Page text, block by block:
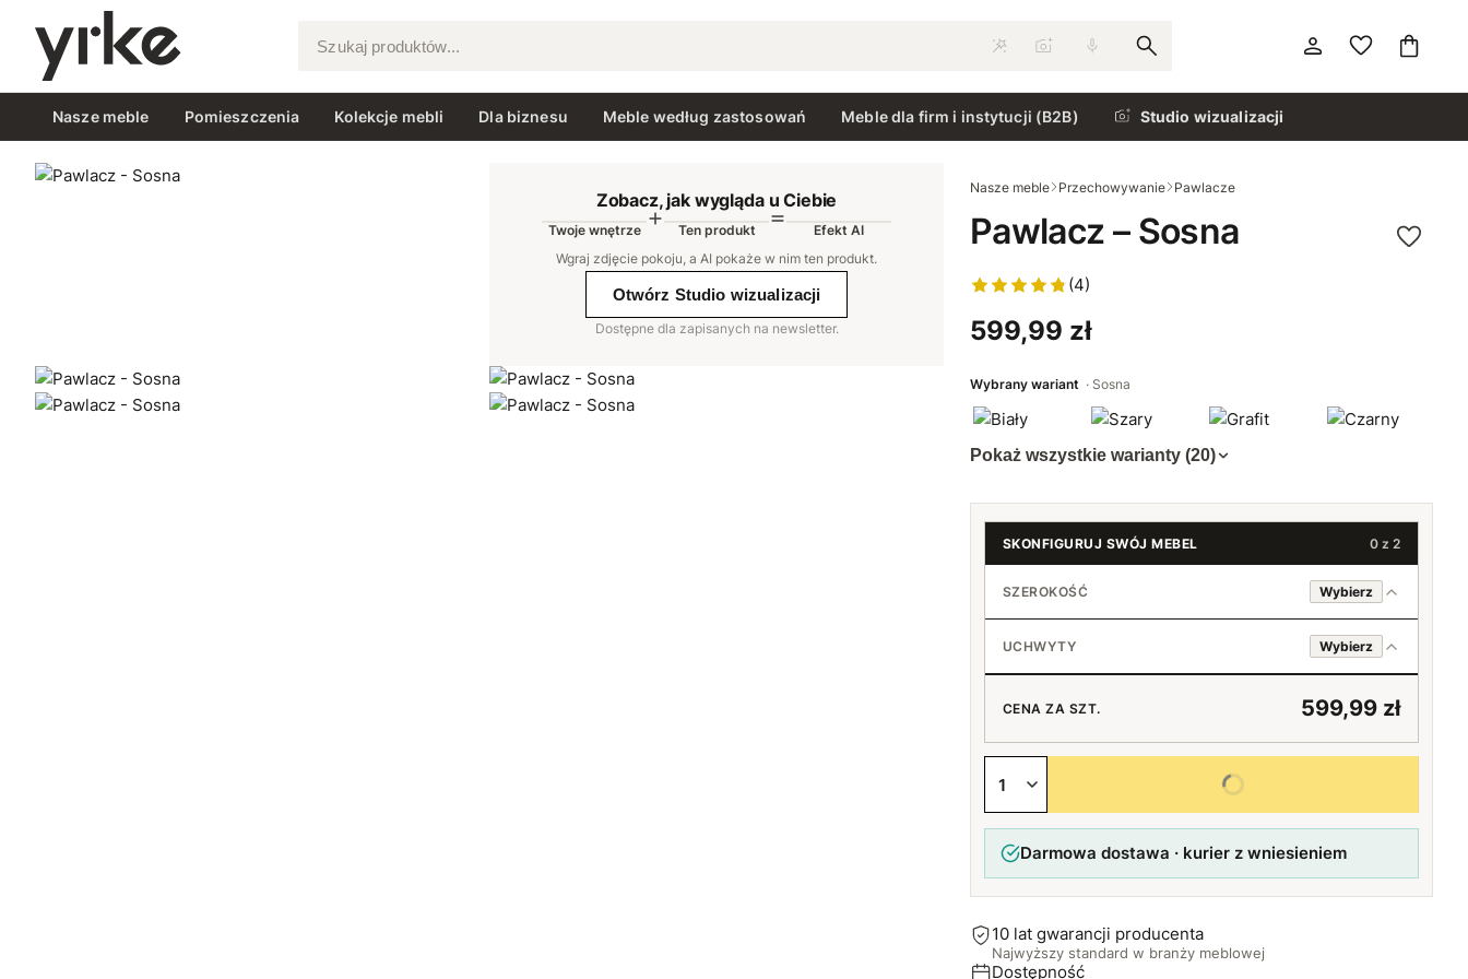
Szukaj produktów...
Nasze meble Pomieszczenia Kolekcje mebli Dla biznesu Meble według zastosowań Meble dla firm i instytucji (B2B) Studio wizualizacji
Zobacz, jak wygląda u Ciebie
Twoje wnętrze Ten produkt
Efekt AI
Wgraj zdjęcie pokoju, a AI pokaże w nim ten produkt.
Otwórz Studio wizualizacji
Dostępne dla zapisanych na newsletter.
Nasze meble Przechowywanie Pawlacze
Pawlacz – Sosna
(4)
599,99 zł
Wybrany wariant Sosna
Pokaż wszystkie warianty (20)
SKONFIGURUJ SWÓJ MEBEL 0 z 2
SZEROKOŚĆ Wybierz
80 cm
+20 zł
100 cm
120 cm
UCHWYTY Wybierz
Bukowe
Czarne
CENA ZA SZT. 599,99 zł
Wybierz wszystkie opcje
Darmowa dostawa · kurier z wniesieniem
10 lat gwarancji producenta
Najwyższy standard w branży meblowej
Dostępność